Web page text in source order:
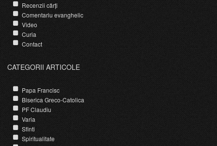
Recenzii cărți
Comentariu evanghelic
Video
Curia
Contact
CATEGORII ARTICOLE
Papa Francisc
Biserica Greco-Catolica
PF Claudiu
Varia
Sfinti
Spiritualitate